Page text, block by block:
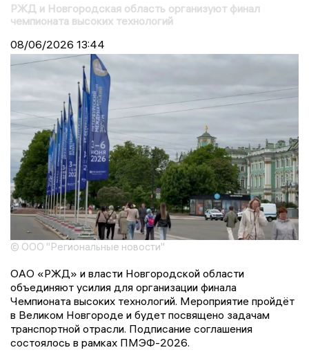
РЖД и Новгородская область организуют финал
чемпионата высоких технологий
08/06/2026 13:44
© ООО "Региональные новости"
ОАО «РЖД» и власти Новгородской области
объединяют усилия для организации финала
Чемпионата высоких технологий. Мероприятие пройдёт
в Великом Новгороде и будет посвящено задачам
транспортной отрасли. Подписание соглашения
состоялось в рамках ПМЭФ-2026.